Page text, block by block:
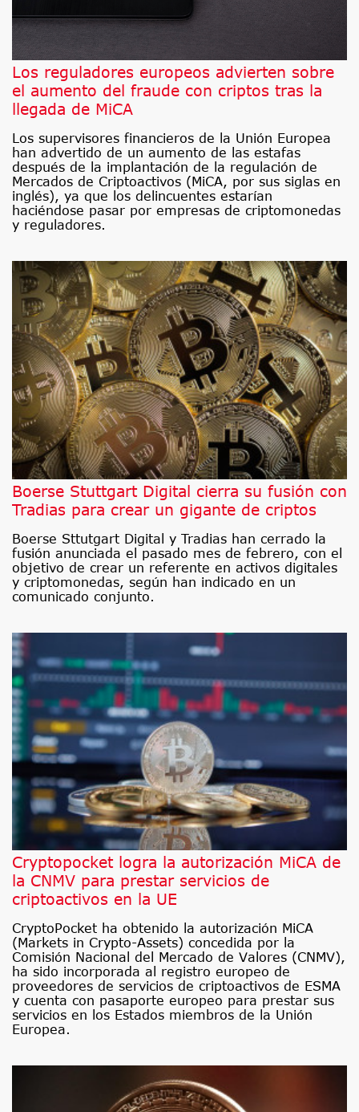
Los reguladores europeos advierten sobre
el aumento del fraude con criptos tras la
llegada de MiCA
Los supervisores financieros de la Unión Europea
han advertido de un aumento de las estafas
después de la implantación de la regulación de
Mercados de Criptoactivos (MiCA, por sus siglas en
inglés), ya que los delincuentes estarían
haciéndose pasar por empresas de criptomonedas
y reguladores.
Boerse Stuttgart Digital cierra su fusión con
Tradias para crear un gigante de criptos
Boerse Sttutgart Digital y Tradias han cerrado la
fusión anunciada el pasado mes de febrero, con el
objetivo de crear un referente en activos digitales
y criptomonedas, según han indicado en un
comunicado conjunto.
Cryptopocket logra la autorización MiCA de
la CNMV para prestar servicios de
criptoactivos en la UE
CryptoPocket ha obtenido la autorización MiCA
(Markets in Crypto-Assets) concedida por la
Comisión Nacional del Mercado de Valores (CNMV),
ha sido incorporada al registro europeo de
proveedores de servicios de criptoactivos de ESMA
y cuenta con pasaporte europeo para prestar sus
servicios en los Estados miembros de la Unión
Europea.